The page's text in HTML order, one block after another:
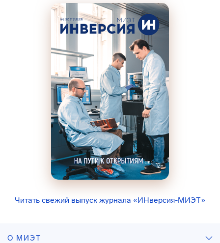
Читать свежий выпуск журнала «ИНверсия-МИЭТ»
О МИЭТ